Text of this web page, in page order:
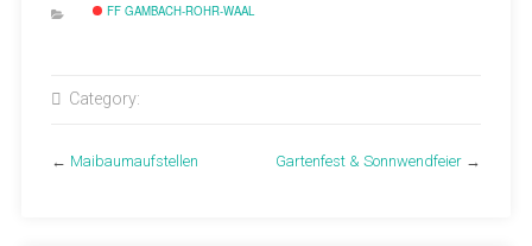
FF GAMBACH-ROHR-WAAL
Category:
← Maibaumaufstellen Gartenfest & Sonnwendfeier →